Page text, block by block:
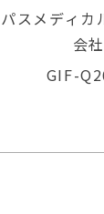
オリンパ